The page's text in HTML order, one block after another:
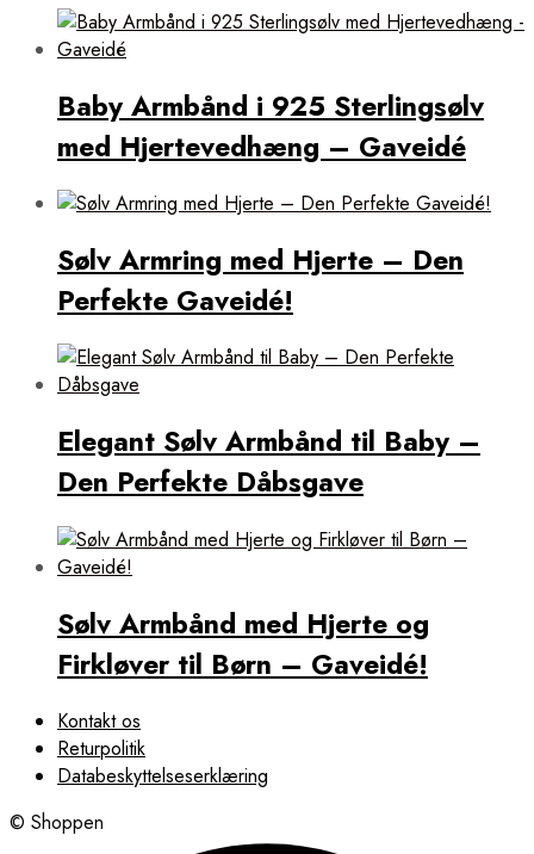
Baby Armbånd i 925 Sterlingsølv
med Hjertevedhæng – Gaveidé
Sølv Armring med Hjerte – Den
Perfekte Gaveidé!
Elegant Sølv Armbånd til Baby –
Den Perfekte Dåbsgave
Sølv Armbånd med Hjerte og
Firkløver til Børn – Gaveidé!
Kontakt os
Returpolitik
Databeskyttelseserklæring
© Shoppen